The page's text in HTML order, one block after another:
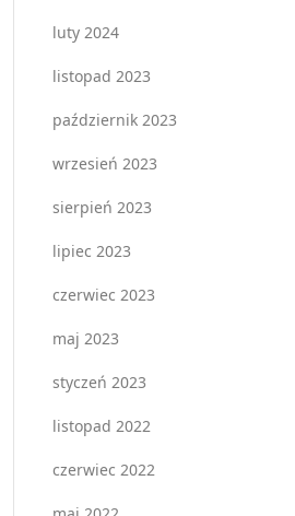
luty 2024
listopad 2023
październik 2023
wrzesień 2023
sierpień 2023
lipiec 2023
czerwiec 2023
maj 2023
styczeń 2023
listopad 2022
czerwiec 2022